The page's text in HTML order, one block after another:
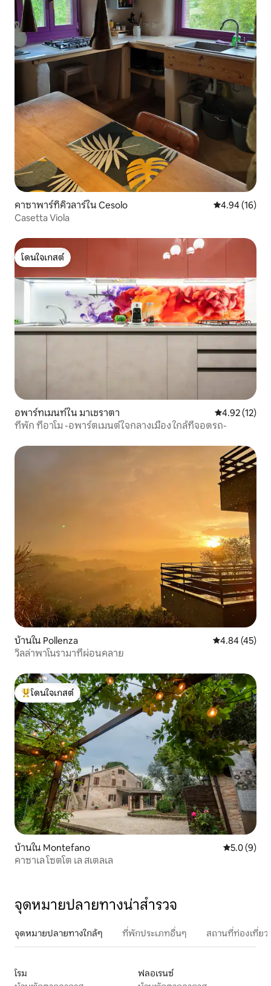
คาซาพาร์ทิคิวลาร์ใน Cesolo คะแนนเฉลี่ย
4.94 (16)
Casetta Viola
โดนใจเกสต์
โดนใจเกสต์
อพาร์ทเมนท์ใน มาเชราตา คะแนนเฉลี่ย
4.92 (12)
ที่พัก ทีอาโม -อพาร์ตเมนต์ใจกลางเมือง ใกล้ที่จอดรถ-
บ้านใน Pollenza คะแนนเฉลี่ย
4.84 (45)
วิลล่าพาโนรามาที่ผ่อนคลาย
โดนใจเกสต์ที่สุด
โดนใจเกสต์
บ้านใน Montefano คะแนนเฉลี่
5.0 (9)
คาซาเล โซตโต เล สเตลเล
จุดหมายปลายทางน่าสำรวจ
จุดหมายปลายทางใกล้ๆ ที่พักประเภทอื่นๆ สถานที่ท่องเที่ย
โรม
ฟลอเรนซ์